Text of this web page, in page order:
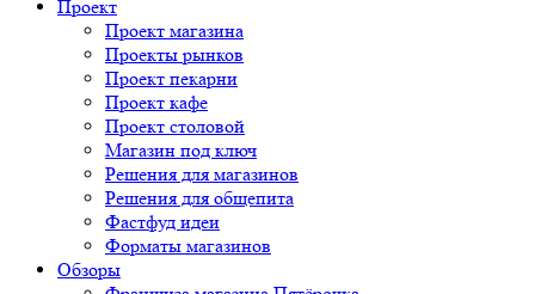
Проект
Проект магазина
Проекты рынков
Проект пекарни
Проект кафе
Проект столовой
Магазин под ключ
Решения для магазинов
Решения для общепита
Фастфуд идеи
Форматы магазинов
Обзоры